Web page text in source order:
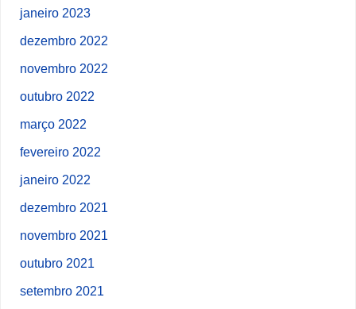
janeiro 2023
dezembro 2022
novembro 2022
outubro 2022
março 2022
fevereiro 2022
janeiro 2022
dezembro 2021
novembro 2021
outubro 2021
setembro 2021